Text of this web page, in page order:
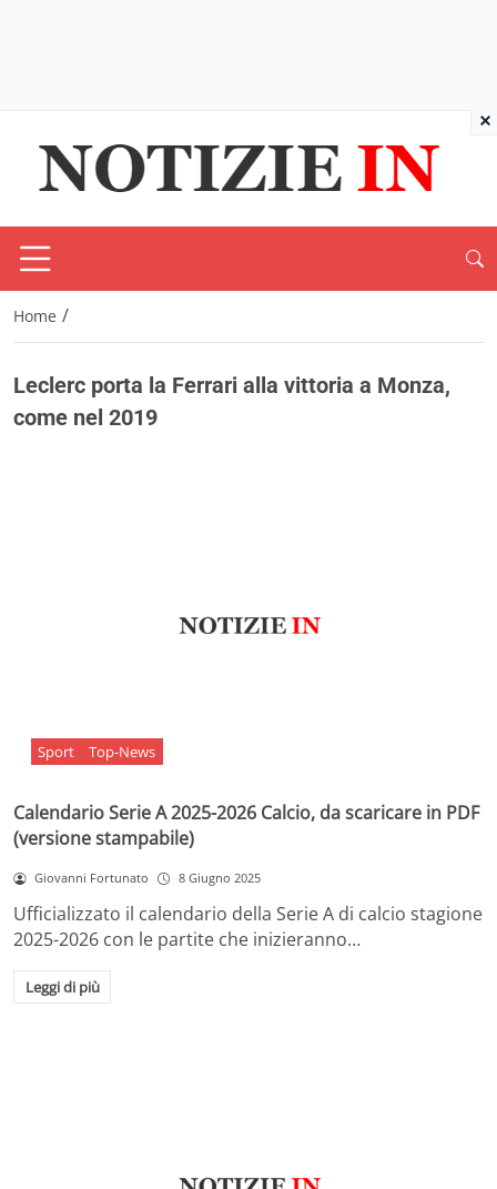
Home /
Leclerc porta la Ferrari alla vittoria a Monza,
come nel 2019
Sport Top-News
Calendario Serie A 2025-2026 Calcio, da scaricare in PDF
(versione stampabile)
Giovanni Fortunato 8 Giugno 2025
Ufficializzato il calendario della Serie A di calcio stagione
2025-2026 con le partite che inizieranno…
Leggi di più
×